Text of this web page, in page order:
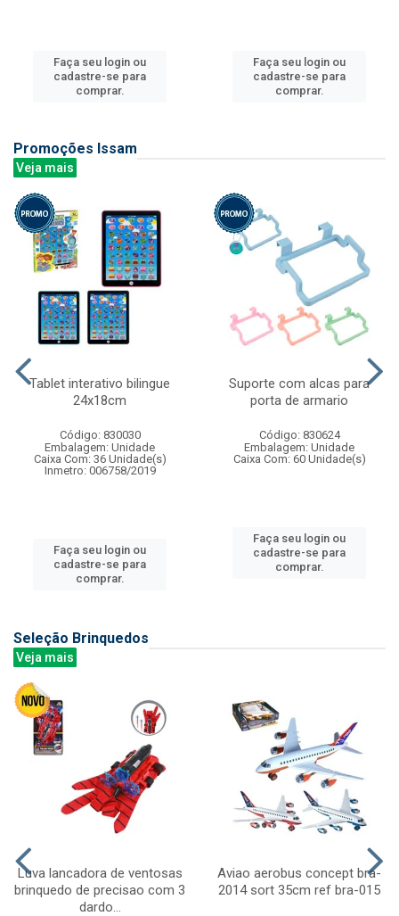
Faça seu login ou
cadastre-se para
comprar.
Faça seu login ou
cadastre-se para
comprar.
Promoções Issam
Veja mais
Tablet interativo bilingue
24x18cm
Código: 830030
Embalagem: Unidade
Caixa Com: 36 Unidade(s)
Inmetro: 006758/2019
Faça seu login ou
cadastre-se para
comprar.
Suporte com alcas para
porta de armario
Código: 830624
Embalagem: Unidade
Caixa Com: 60 Unidade(s)
Faça seu login ou
cadastre-se para
comprar.
Seleção Brinquedos
Veja mais
Luva lancadora de ventosas
brinquedo de precisao com 3
dardo...
Aviao aerobus concept bra-
2014 sort 35cm ref bra-015